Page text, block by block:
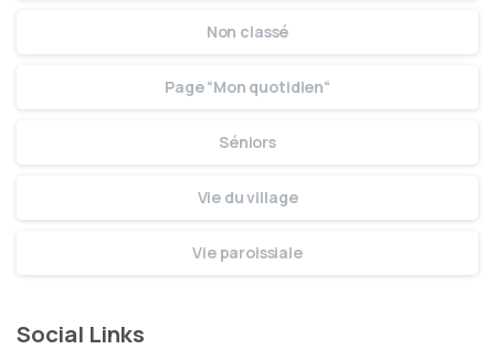
Non classé
Page “Mon quotidien“
Séniors
Vie du village
Vie paroissiale
Social Links